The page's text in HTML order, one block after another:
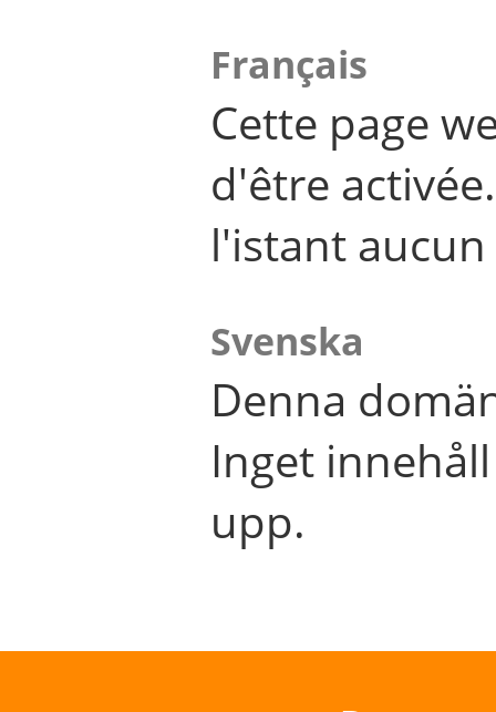
Français
Cette page
d'être
l'istant
Svenska
Denna
Inget
upp.